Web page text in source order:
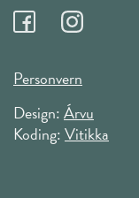
Personvern
Design:Árvu
Koding:Vitikka